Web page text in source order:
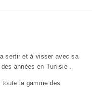
sertir et à visser avec sa
années en Tunisie .
la gamme des